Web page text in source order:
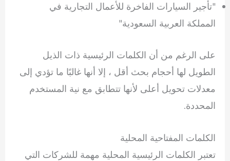
"تأجير السيارات الفاخرة للأعمال التجارية في
المملكة العربية السعودية"
على الرغم من أن الكلمات الرئيسية ذات الذيل
الطويل لها أحجام بحث أقل ، إلا أنها غالبًا ما تؤدي إلى
معدلات تحويل أعلى لأنها تتطابق مع نية المستخدم
المحددة.
الكلمات المفتاحية المحلية
تعتبر الكلمات الرئيسية المحلية مهمة للشركات التي